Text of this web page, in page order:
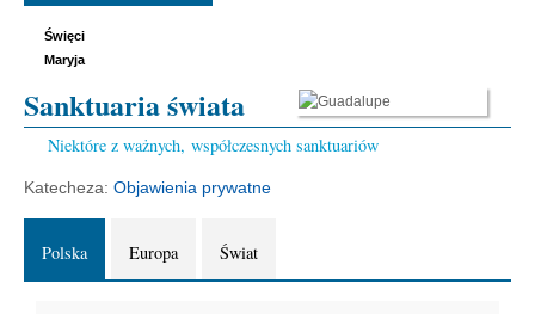
Święci
Maryja
Sanktuaria świata
Niektóre z ważnych, współczesnych sanktuariów
Katecheza: Objawienia prywatne
Polska Europa Świat